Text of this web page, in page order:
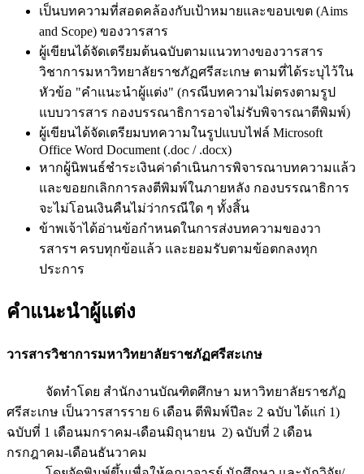
เป็นบทความที่สอดคล้องกับเป้าหมายและขอบเขต (Aims
and Scope) ของวารสาร
ผู้เขียนได้จัดเตรียมต้นฉบับตามแนวทางของวารสาร
วิชาการมหาวิทยาลัยราชภัฏศรีสะเกษ ตามที่ได้ระบุไว้ใน
หัวข้อ "คำแนะนำผู้แต่ง" (กรณีบทความไม่ตรงตามรูป
แบบวารสาร กองบรรณาธิการอาจไม่รับพิจารณาตีพิมพ์)
ผู้เขียนได้จัดเตรียมบทความในรูปแบบไฟล์ Microsoft
Office Word Document (.doc / .docx)
หากผู้นิพนธ์ชำระเงินค่าดำเนินการพิจารณาบทความแล้ว
และขอยกเลิกการลงตีพิมพ์ในภายหลัง กองบรรณาธิการ
จะไม่โอนเงินคืนไม่ว่ากรณีใด ๆ ทั้งสิ้น
ข้าพเจ้าได้อ่านข้อกำหนดในการส่งบทความของวา
รสารฯ ครบทุกข้อแล้ว และยอมรับตามข้อตกลงทุก
ประการ
คำแนะนำผู้แต่ง
วารสารวิชาการมหาวิทยาลัยราชภัฏศรีสะเกษ
จัดทำโดย สำนักงานบัณฑิตศึกษา มหาวิทยาลัยราชภัฏ
ศรีสะเกษ เป็นวารสารราย 6 เดือน ตีพิมพ์ปีละ 2 ฉบับ ได้แก่ 1)
ฉบับที่ 1 เดือนมกราคม-เดือนมิถุนายน 2) ฉบับที่ 2 เดือน
กรกฎาคม-เดือนธันวาคม